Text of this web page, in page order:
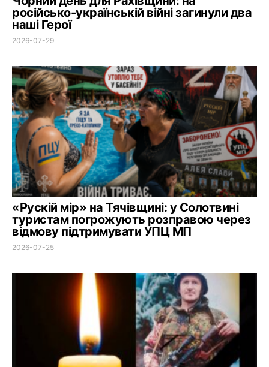
російсько-українській війні загинули два
наші Герої
2026-07-29
«Рускій мір» на Тячівщині: у Солотвині
туристам погрожують розправою через
відмову підтримувати УПЦ МП
2026-07-25